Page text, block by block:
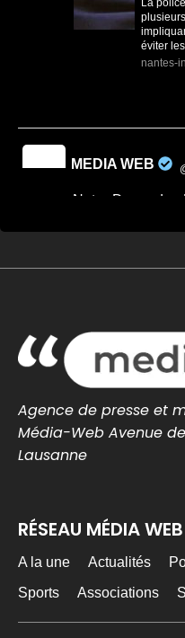
éviter
nantes-
MEDIA WEB
Notre-Dame-
contre
nantes-
0 0
MEDIA WEB
un
Média
Le taux
Agence de presse et
Média-Web Avenue
Lausanne
RÉSEAU MÉDIA WEB
A la une Actualités
Sports
Associations